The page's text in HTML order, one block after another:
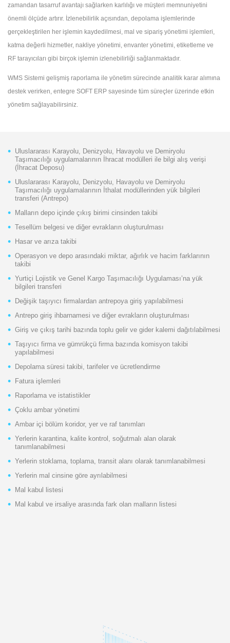
zamandan tasarruf avantajı sağlarken karlılığı ve müşteri memnuniyetini
önemli ölçüde artırır. İzlenebilirlik açısından, depolama işlemlerinde
gerçekleştirilen her işlemin kaydedilmesi, mal ve sipariş yönetimi işlemleri,
katma değerli hizmetler, nakliye yönetimi, envanter yönetimi, etiketleme ve
RF tarayıcıları gibi birçok işlemin izlenebilirliği sağlanmaktadır.
WMS Sistemi gelişmiş raporlama ile yönetim sürecinde analitik karar alımına
destek verirken, entegre SOFT ERP sayesinde tüm süreçler üzerinde etkin
yönetim sağlayabilirsiniz.
Uluslararası Karayolu, Denizyolu, Havayolu ve Demiryolu
Taşımacılığı uygulamalarının İhracat modülleri ile bilgi alış verişi
(İhracat Deposu)
Uluslararası Karayolu, Denizyolu, Havayolu ve Demiryolu
Taşımacılığı uygulamalarının İthalat modüllerinden yük bilgileri
transferi (Antrepo)
Malların depo içinde çıkış birimi cinsinden takibi
Tesellüm belgesi ve diğer evrakların oluşturulması
Hasar ve arıza takibi
Operasyon ve depo arasındaki miktar, ağırlık ve hacim farklarının
takibi
Yurtiçi Lojistik ve Genel Kargo Taşımacılığı Uygulaması’na yük
bilgileri transferi
Değişik taşıyıcı firmalardan antrepoya giriş yapılabilmesi
Antrepo giriş ihbarnamesi ve diğer evrakların oluşturulması
Giriş ve çıkış tarihi bazında toplu gelir ve gider kalemi dağıtılabilmesi
Taşıyıcı firma ve gümrükçü firma bazında komisyon takibi
yapılabilmesi
Depolama süresi takibi, tarifeler ve ücretlendirme
Fatura işlemleri
Raporlama ve istatistikler
Çoklu ambar yönetimi
Ambar içi bölüm koridor, yer ve raf tanımları
Yerlerin karantina, kalite kontrol, soğutmalı alan olarak
tanımlanabilmesi
Yerlerin stoklama, toplama, transit alanı olarak tanımlanabilmesi
Yerlerin mal cinsine göre ayrılabilmesi
Mal kabul listesi
Mal kabul ve irsaliye arasında fark olan malların listesi